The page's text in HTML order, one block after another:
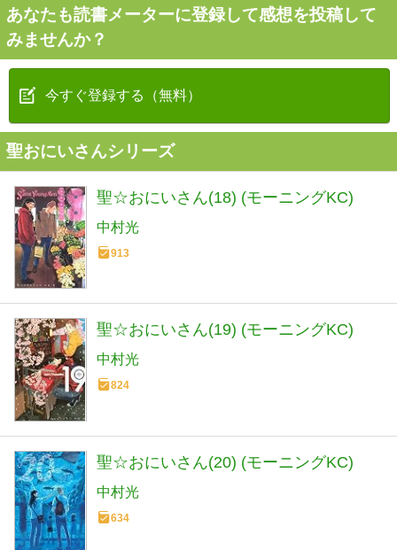
あなたも読書メーターに登録して感想を投稿して
みませんか？
今すぐ登録する（無料）
聖おにいさんシリーズ
聖☆おにいさん(18) (モーニングKC)
中村光
913
聖☆おにいさん(19) (モーニングKC)
中村光
824
聖☆おにいさん(20) (モーニングKC)
中村光
634